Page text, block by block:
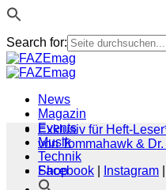
Search for:
Zum
Inhalt
News
Magazin
Events
Musik
Technik
Shop
Exklusiv für Heft-
von Tommahawk &
Facebook
Instagram